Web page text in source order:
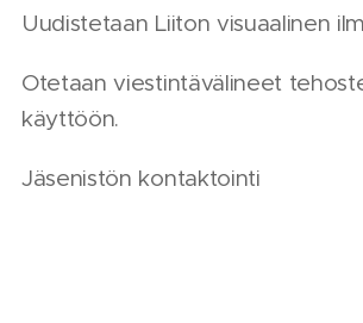
Uudistetaan Liiton visuaalinen
Otetaan viestintävälineet
käyttöön.
Jäsenistön kontaktointi